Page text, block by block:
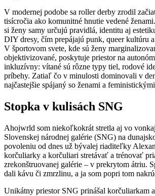
V modernej podobe sa roller derby zrodil
tisícročia ako komunitné hnutie vedené
si ženy samy určujú pravidlá, identitu aj
DIY dresy, čím prepájajú punk, queer kultúru
V športovom svete, kde sú ženy
objektivizované, poskytuje priestor na
inkluzívny: vítané sú rôzne typy tiel, rodové
príbehy. Zatiaľ čo v minulosti dominovali v
najčastejšie spájaný so ženami a
Stopka v kulisách SNG
Ahojwrld som niekoľkokrát stretla aj vo
Slovenskej národnej galérie (SNG) na
povoleniu od dnes už bývalej riaditeľky
korčuliarky a korčuliari stretávať a trénovať
zrekonštruovanej galérie – v prekrytom átriu.
dali kávu či zmrzlinu, a ja som popri tom
Unikátny priestor SNG prinášal korčuliarkam